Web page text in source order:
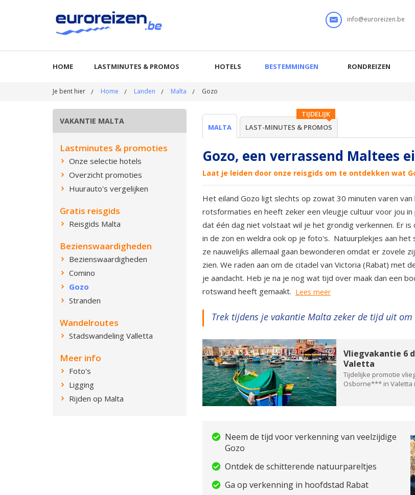
info@euroreizen.be
HOME LASTMINUTES & PROMOS HOTELS BESTEMMINGEN RONDREIZEN
Je bent hier Home Landen Malta Gozo
VAKANTIE MALTA
Lastminutes & promoties
Onze selectie hotels
Overzicht promoties
Huurauto's vergelijken
Gratis reisgids
Reisgids Malta
Bezienswaardigheden
Bezienswaardigheden
Comino
Gozo
Stranden
Wandelroutes
Stadswandeling Valletta
Meer info
Foto's
Ligging
Rijden op Malta
MALTA
TIJDELIJK
LAST-MINUTES & PROMOS
Gozo, een verrassend Maltees
Laat je leiden door onze reisgids om te ontdekken wat
Het eiland Gozo ligt slechts op zowat 30 minuten varen
rotsformaties en heeft zeker een vleugje cultuur voor jou
dat één dag niet volstaat wil je het grondig verkennen. Er
in de zon en weldra ook op je foto's. Natuurplekjes aan
ze nauwelijks allemaal gaan bewonderen omdat er zovele
zien. We raden aan om de citadel van Victoria (Rabat) met
je aandacht. Heb je na je nog wat tijd over maak dan een
rotswand heeft gemaakt. Lees meer
Trek tijdens je vakantie Malta zeker de tijd uit
Vliegvakantie 6
Valetta
Tijdelijke promotie
Osborne*** in Valetta
Neem de tijd voor verkenning van veelzijdige
Gozo
Ontdek de schitterende natuurpareltjes
Ga op verkenning in hoofdstad Rabat